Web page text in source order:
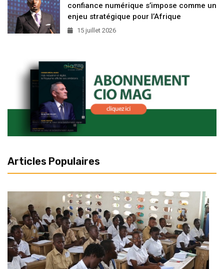
confiance numérique s’impose comme un
enjeu stratégique pour l’Afrique
15 juillet 2026
Articles Populaires